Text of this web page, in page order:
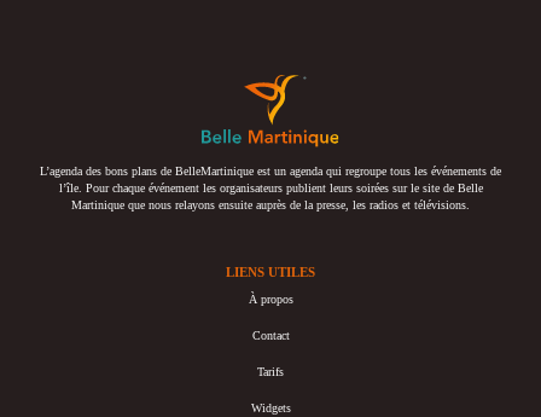
L’agenda des bons plans de BelleMartinique est un agenda qui regroupe tous les événements de
l’île. Pour chaque événement les organisateurs publient leurs soirées sur le site de Belle
Martinique que nous relayons ensuite auprès de la presse, les radios et télévisions.
LIENS UTILES
À propos
Contact
Tarifs
Widgets